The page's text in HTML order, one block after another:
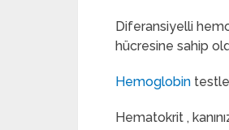
Diferansiyelli
hücresine sahip
Hemoglobin
Hematokrit ,